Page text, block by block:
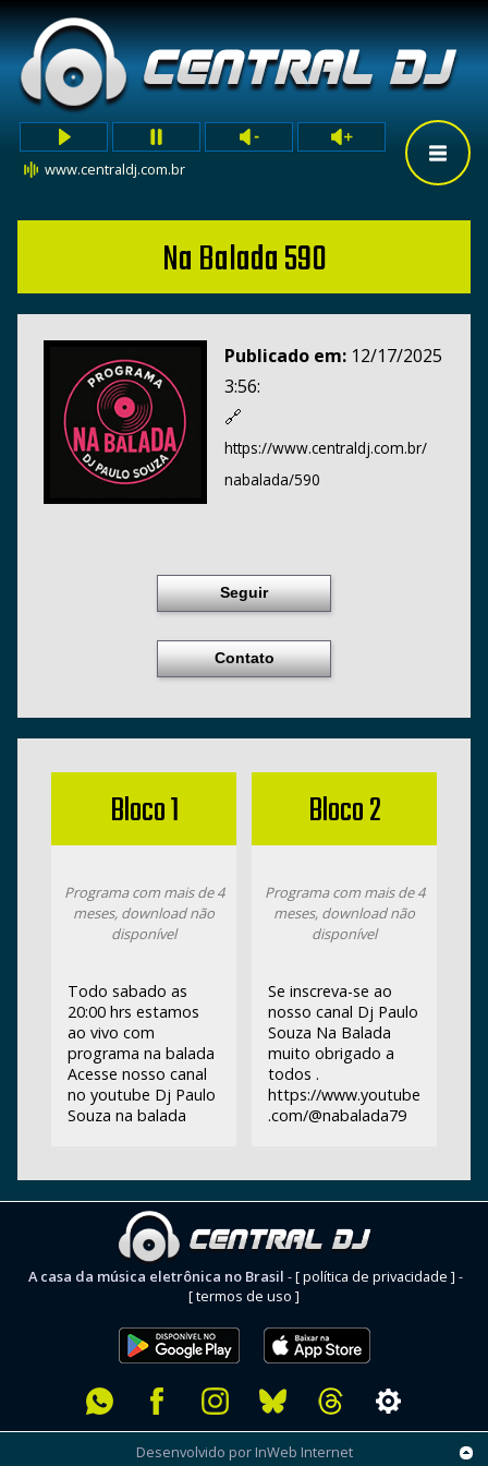
www.centraldj.com.br
Na Balada 590
Publicado em: 12/17/2025
3:56:
🔗
https://www.centraldj.com.br/
nabalada/590
Seguir
Contato
Bloco 1
Programa com mais de 4
meses, download não
disponível
Todo sabado as
20:00 hrs estamos
ao vivo com
programa na balada
Acesse nosso canal
no youtube Dj Paulo
Souza na balada
Bloco 2
Programa com mais de 4
meses, download não
disponível
Se inscreva-se ao
nosso canal Dj Paulo
Souza Na Balada
muito obrigado a
todos .
https://www.youtube
.com/@nabalada79
A casa da música eletrônica no Brasil -[ política de privacidade ] -
[ termos de uso ]
Desenvolvido por InWeb Internet